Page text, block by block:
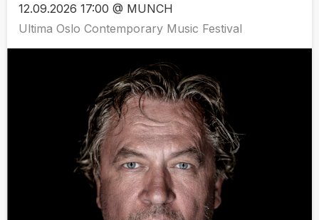
12.09.2026 17:00 @ MUNCH
Ultima Oslo Contemporary Music Festival